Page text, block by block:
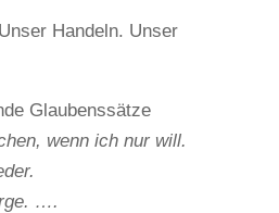
Handeln. Unser
Glaubenssätze
wenn ich nur will.
….